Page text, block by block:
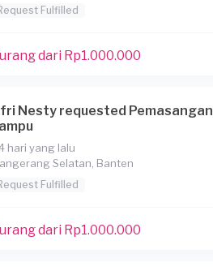
Fulfilled
dari Rp1.000.000
Nesty requested Pemasangan
hari yang lalu
Selatan, Banten
Fulfilled
dari Rp1.000.000